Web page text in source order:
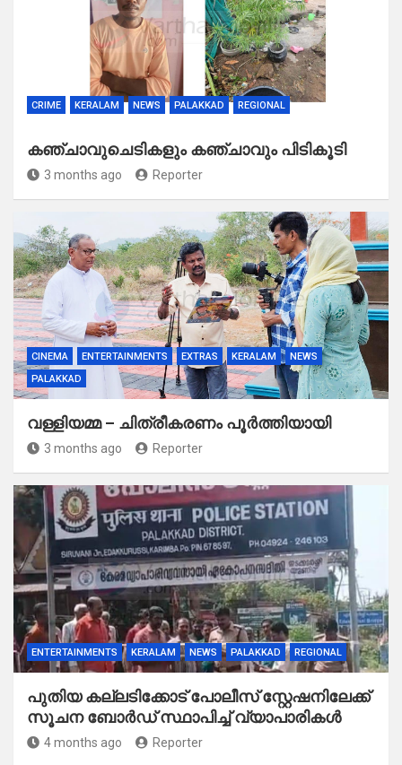
CRIME KERALAM NEWS PALAKKAD REGIONAL
കഞ്ചാവുചെടികളും കഞ്ചാവും പിടികൂടി
3 months ago Reporter
CINEMA ENTERTAINMENTS EXTRAS KERALAM
NEWS
PALAKKAD
വള്ളിയമ്മ – ചിത്രീകരണം പൂർത്തിയായി
3 months ago Reporter
ENTERTAINMENTS KERALAM NEWS PALAKKAD REGIONAL
പുതിയ കല്ലടിക്കോട് പോലീസ് സ്റ്റേഷനിലേക്ക്
സൂചന ബോർഡ് സ്ഥാപിച്ച് വ്യാപാരികൾ
4 months ago Reporter